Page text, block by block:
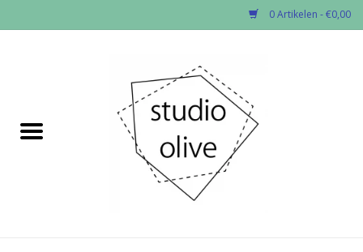
0 Artikelen - €0,00
✂︎Nieuw